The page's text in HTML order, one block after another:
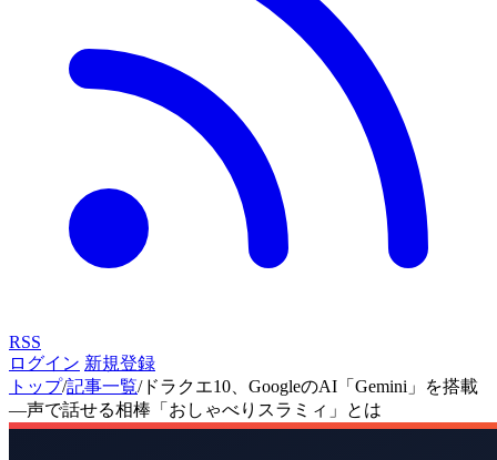
RSS
ログイン 新規登録
トップ/記事一覧/ドラクエ10、GoogleのAI「Gemini」を搭載
―声で話せる相棒「おしゃべりスラミィ」とは